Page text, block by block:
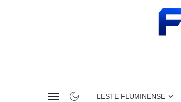
LESTE FLUMINENSE